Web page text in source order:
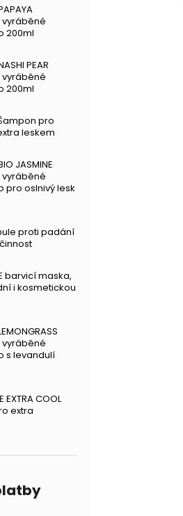
200ml
PEAR
200ml
pro
leskem
JASMINE
pro oslnivý lesk
proti padání
barvicí maska,
i kosmetickou
s levandulí
EXTRA COOL
extra